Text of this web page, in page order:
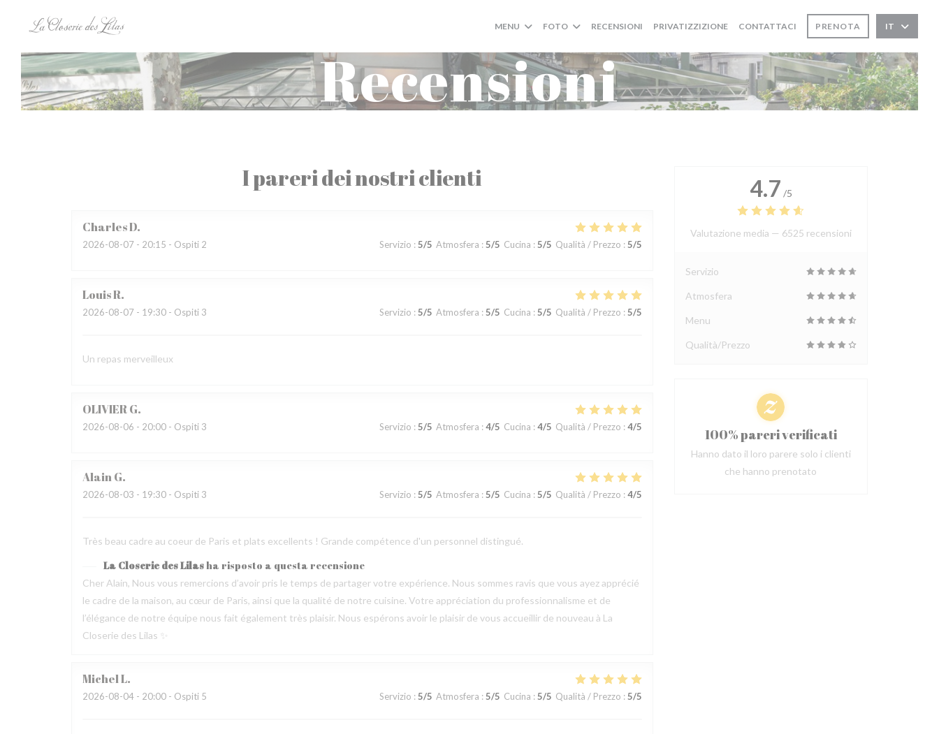
MENU FOTO RECENSIONI PRIVATIZZIZIONE CONTATTACI PRENOTA IT
Recensioni
I pareri dei nostri clienti
CharlesD
2026-08-07 - 20:15 - Ospiti 2 Servizio : 5/5 Atmosfera : 5/5 Cucina : 5/5 Qualità / Prezzo : 5/5
LouisR
2026-08-07 - 19:30 - Ospiti 3 Servizio : 5/5 Atmosfera : 5/5 Cucina : 5/5 Qualità / Prezzo : 5/5
Un repas merveilleux
OLIVIERG
2026-08-06 - 20:00 - Ospiti 3 Servizio : 5/5 Atmosfera : 4/5 Cucina : 4/5 Qualità / Prezzo : 4/5
AlainG
2026-08-03 - 19:30 - Ospiti 3 Servizio : 5/5 Atmosfera : 5/5 Cucina : 5/5 Qualità / Prezzo : 4/5
Très beau cadre au coeur de Paris et plats excellents ! Grande compétence d'un personnel distingué.
La Closerie des Lilasha risposto a questa recensione
Cher Alain, Nous vous remercions d’avoir pris le temps de partager votre expérience. Nous sommes ravis que vous ayez apprécié
le cadre de la maison, au cœur de Paris, ainsi que la qualité de notre cuisine. Votre appréciation du professionnalisme et de
l’élégance de notre équipe nous fait également très plaisir. Nous espérons avoir le plaisir de vous accueillir de nouveau à La
Closerie des Lilas ✨
MichelL
2026-08-04 - 20:00 - Ospiti 5 Servizio : 5/5 Atmosfera : 5/5 Cucina : 5/5 Qualità / Prezzo : 5/5
4.7 /5
Valutazione media — 6525 recensioni
Servizio
Atmosfera
Menu
Qualità/Prezzo
100% pareri verificati
Hanno dato il loro parere solo i clienti
che hanno prenotato